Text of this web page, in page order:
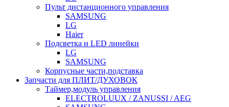
Пульт дистанционного управления
SAMSUNG
LG
Haier
Подсветка и LED линейки
LG
SAMSUNG
Корпусные части,подставка
Запчасти для ПЛИТ/ДУХОВОК
Таймер,модуль управления
ELECTROLUUX / ZANUSSI / AEG